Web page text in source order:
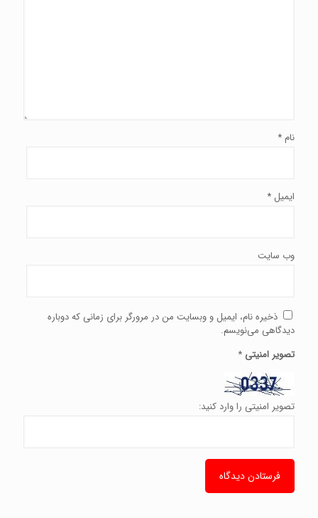
نام *
ایمیل *
وب‌ سایت
ذخیره نام، ایمیل و وبسایت من در مرورگر برای زمانی که دوباره
دیدگاهی می‌نویسم.
تصویر امنیتی *
تصویر امنیتی را وارد کنید: